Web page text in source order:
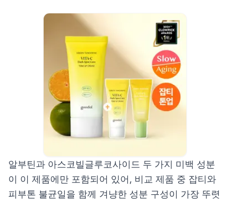
알부틴과 아스코빌글루코사이드 두 가지 미백 성분
이 이 제품에만 포함되어 있어, 비교 제품 중 잡티와
피부톤 불균일을 함께 겨냥한 성분 구성이 가장 뚜렷